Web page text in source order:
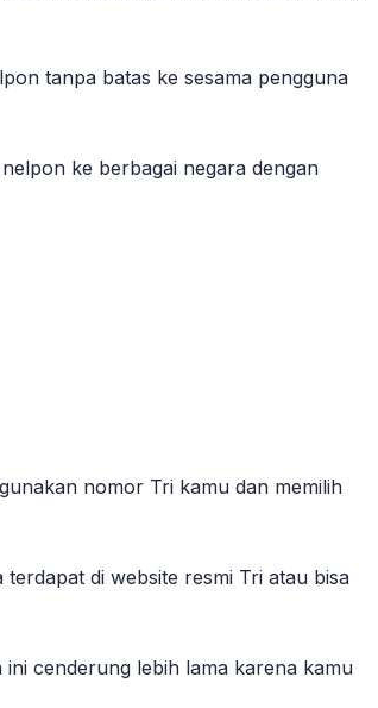
tanpa batas ke sesama pengguna
ke berbagai negara dengan
nomor Tri kamu dan memilih
di website resmi Tri atau bisa
cenderung lebih lama karena kamu